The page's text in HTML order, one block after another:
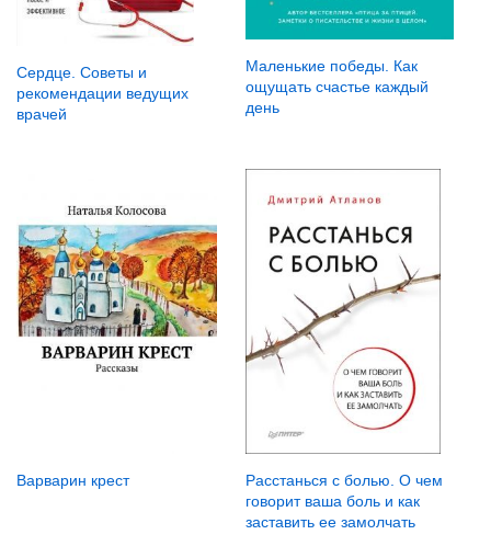
Сердце. Советы и
рекомендации ведущих
врачей
Маленькие победы. Как
ощущать счастье каждый
день
Варварин крест
Расстанься с болью. О чем
говорит ваша боль и как
заставить ее замолчать